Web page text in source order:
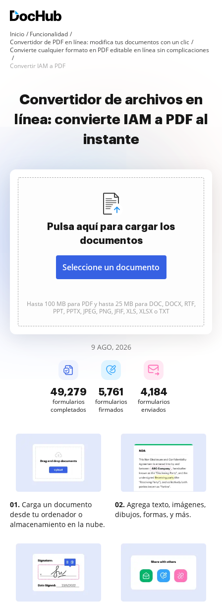
Inicio
Funcionalidad
Convertidor de PDF en línea: modifica tus documentos con un clic
Convierte cualquier formato en PDF editable en línea sin complicaciones
Convertir IAM a PDF
Convertidor de archivos en
línea: convierte IAM a PDF al
instante
Pulsa aquí para cargar los
documentos
Seleccione un documento
Hasta 100 MB para PDF y hasta 25 MB para DOC, DOCX, RTF,
PPT, PPTX, JPEG, PNG, JFIF, XLS, XLSX o TXT
9 AGO, 2026
49,279
formularios
completados
5,761
formularios
firmados
4,184
formularios
enviados
01. Carga un documento
desde tu ordenador o
almacenamiento en la nube.
02. Agrega texto, imágenes,
dibujos, formas, y más.